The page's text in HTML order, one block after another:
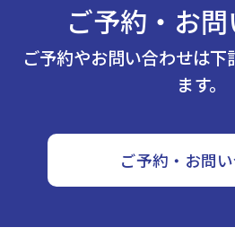
ご予約・お
ご予約やお問い合わせは下
ます。
ご予約・お問